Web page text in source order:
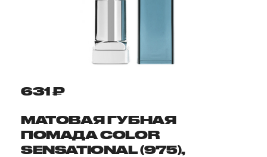
631 ₽
МАТОВАЯ ГУБНАЯ
ПОМАДА COLOR
SENSATIONAL (975),